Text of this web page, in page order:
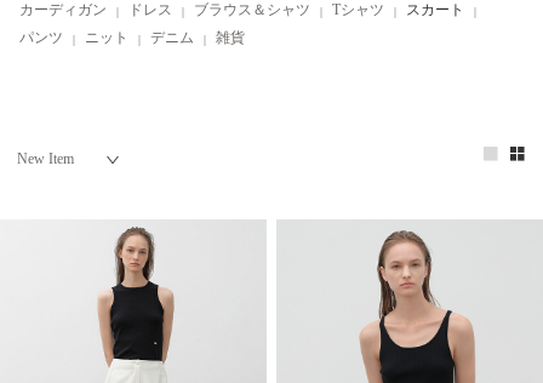
カーディガン
ドレス ブラウス＆シャツ Tシャツ
スカート
パンツ
ニット デニム 雑貨